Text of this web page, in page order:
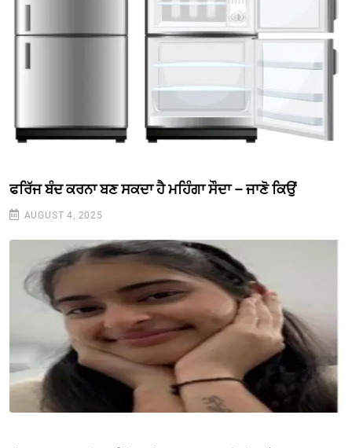
ਫਰਿੱਜ ਬੰਦ ਕਰਨਾ ਬਣ ਸਕਦਾ ਹੈ ਮਹਿੰਗਾ ਸੌਦਾ – ਜਾਣੋ ਕਿਉਂ
AUGUST 4, 2025